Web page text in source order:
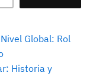
Global: Rol
Historia y